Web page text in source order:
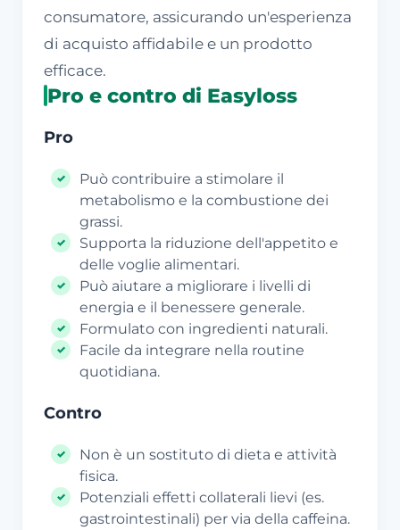
consumatore, assicurando un'esperienza
di acquisto affidabile e un prodotto
efficace.
Pro e contro di Easyloss
Pro
Può contribuire a stimolare il
metabolismo e la combustione dei
grassi.
Supporta la riduzione dell'appetito e
delle voglie alimentari.
Può aiutare a migliorare i livelli di
energia e il benessere generale.
Formulato con ingredienti naturali.
Facile da integrare nella routine
quotidiana.
Contro
Non è un sostituto di dieta e attività
fisica.
Potenziali effetti collaterali lievi (es.
gastrointestinali) per via della caffeina.